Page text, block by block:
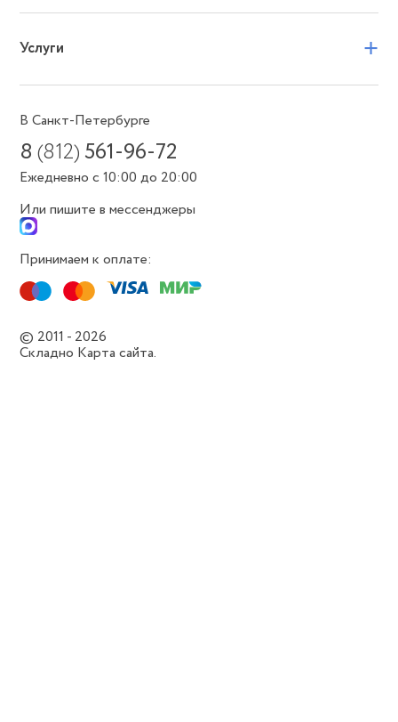
Услуги +
В Санкт-Петербурге
8(812) 561-96-72
Ежедневно с 10:00 до 20:00
Или пишите в мессенджеры
Принимаем к оплате:
© 2011 - 2026
Складно Карта сайта.